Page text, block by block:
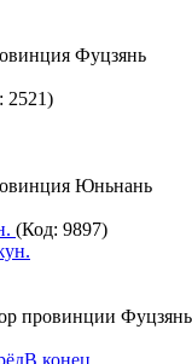
Фуцзянь
2521)
Юньнань
(Код: 9897)
провинции Фуцзянь